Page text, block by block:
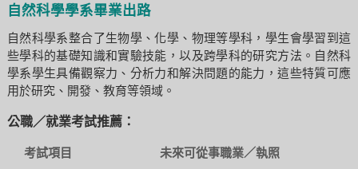
自然科學學系畢業出路
自然科學系整合了生物學、化學、物理等學科，學生會學習到這
些學科的基礎知識和實驗技能，以及跨學科的研究方法。自然科
學系學生具備觀察力、分析力和解決問題的能力，這些特質可應
用於研究、開發、教育等領域。
公職／就業考試推薦：
考試項目 未來可從事職業／執照